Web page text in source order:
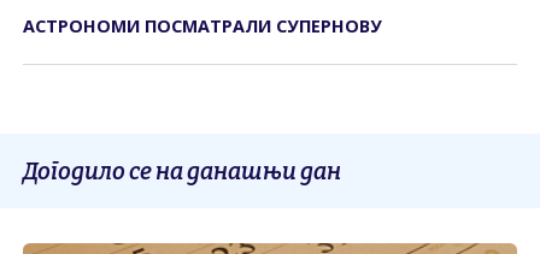
АСТРОНОМИ ПОСМАТРАЛИ СУПЕРНОВУ
Догодило се на данашњи дан